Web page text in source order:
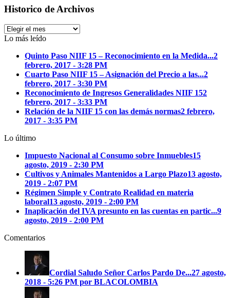
Historico de Archivos
Historico
de
Lo más leído
Quinto Paso NIIF 15 – Reconocimiento en la Medida...2
febrero, 2017 - 3:28 PM
Cuarto Paso NIIF 15 – Asignación del Precio a las...2
febrero, 2017 - 3:30 PM
Reconocimiento de Ingresos Generalidades NIIF 152
febrero, 2017 - 3:33 PM
Relación de la NIIF 15 con las demás normas2 febrero,
2017 - 3:35 PM
Lo último
Impuesto Nacional al Consumo sobre Inmuebles15
agosto, 2019 - 2:30 PM
Cultivos y Animales Mantenidos a Largo Plazo13 agosto,
2019 - 2:07 PM
Régimen Simple y Contrato Realidad en materia
laboral13 agosto, 2019 - 2:00 PM
Inaplicación del IVA presunto en las cuentas en partic...9
agosto, 2019 - 2:00 PM
Comentarios
Cordial Saludo Señor Carlos Pardo De...27 agosto,
2018 - 5:26 PM por BLACOLOMBIA